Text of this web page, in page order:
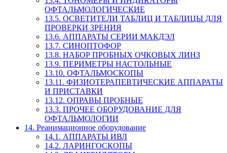
ОФТАЛЬМОЛОГИЧЕСКИЕ
13.5. ОСВЕТИТЕЛИ ТАБЛИЦ И ТАБЛИЦЫ ДЛЯ
ПРОВЕРКИ ЗРЕНИЯ
13.6. АППАРАТЫ СЕРИИ МАКДЭЛ
13.7. СИНОПТОФОР
13.8. НАБОР ПРОБНЫХ ОЧКОВЫХ ЛИНЗ
13.9. ПЕРИМЕТРЫ НАСТОЛЬНЫЕ
13.10. ОФТАЛЬМОСКОПЫ
13.11. ФИЗИОТЕРАПЕВТИЧЕСКИЕ АППАРАТЫ
И ПРИСТАВКИ
13.12. ОПРАВЫ ПРОБНЫЕ
13.3. ПРОЧЕЕ ОБОРУДОВАНИЕ ДЛЯ
ОФТАЛЬМОЛОГИИ
14. Реанимационное оборудование
14.1. АППАРАТЫ ИВЛ
14.2. ЛАРИНГОСКОПЫ